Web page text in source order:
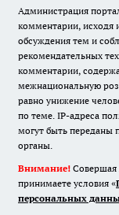
Администрация
комментарии, исходя
обсуждения тем и
рекомендательных
комментарии,
межнациональную
равно унижение
по теме. IP-адреса
могут быть переданы
органы.
Внимание! Совершая
принимаете условия «
персональных